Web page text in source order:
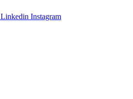
Linkedin Instagram